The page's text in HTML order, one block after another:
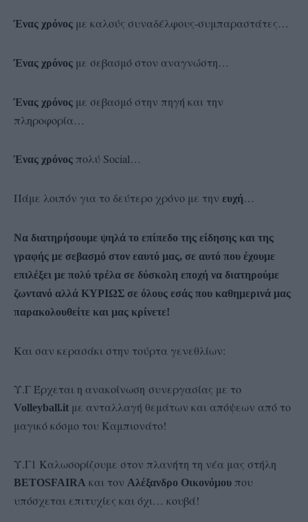
Ένας χρόνος με καλούς συναδέλφους-συμπαραστάτες…
Ένας χρόνος με σεβασμό στον αναγνώστη…
Ένας χρόνος με σεβασμό στην πηγή και την
πληροφορία…
Ένας χρόνος πολύ Social…
Πάμε λοιπόν για το δεύτερο χρόνο με την ευχή…
Να διατηρήσουμε ψηλά το επίπεδο της είδησης και της
γραφής με σεβασμό στον εαυτό μας, σε αυτό που έχουμε
επιλέξει με πολύ τρέλα σε δύσκολη εποχή να διατηρούμε
ζωντανό αλλά ΚΥΡΙΩΣ σε όλους εσάς που καθημερινά μας
παρακολουθείτε και μας κρίνετε!
Και σαν κερασάκι στην τούρτα γενεθλίων:
Υ.Γ Έρχεται η ανακοίνωση συνεργασίας με το
Volleyball.it με ανταλλαγή θεμάτων και απόψεων από το
μαγικό κόσμο του Καμπιονάτο!
Υ.Γ1 Καλωσορίζουμε στον πλανήτη τη νέα μας στήλη
BETOSFAIRA και τον Αλέξανδρο Οικονόμου που
υπόσχεται επιτυχίες και όχι… κουβά!